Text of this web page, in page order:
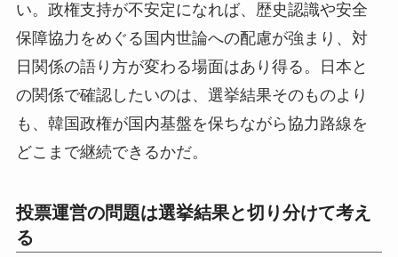
い。政権支持が不安定になれば、歴史認識や安全
保障協力をめぐる国内世論への配慮が強まり、対
日関係の語り方が変わる場面はあり得る。日本と
の関係で確認したいのは、選挙結果そのものより
も、韓国政権が国内基盤を保ちながら協力路線を
どこまで継続できるかだ。
投票運営の問題は選挙結果と切り分けて考え
る